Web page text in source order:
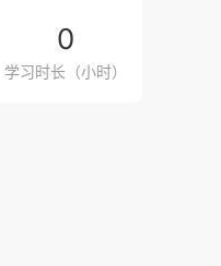
0
学习时长（小时）